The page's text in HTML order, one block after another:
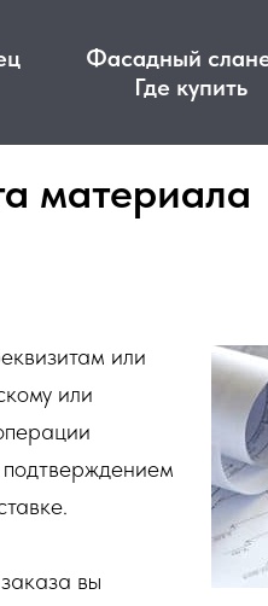
Фасадный
Где купить
материала
или
или
вы